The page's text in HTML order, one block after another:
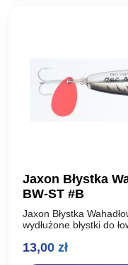
Jaxon Błystka
BW-ST #B
Jaxon Błystka
wydłużone błystki do
rzutów….
13,00 zł